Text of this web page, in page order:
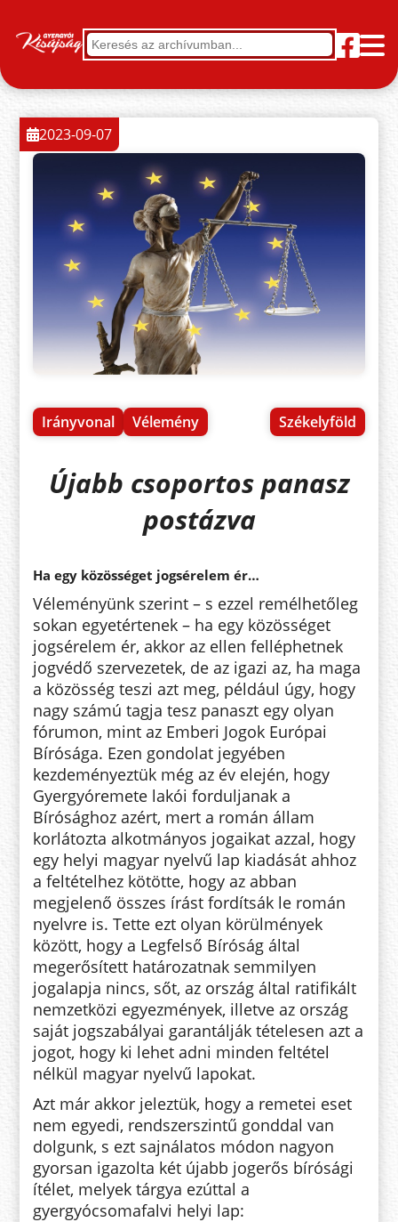
Irányvonal Vélemény Székelyföld
2023-09-07
Újabb csoportos panasz
postázva
Ha egy közösséget jogsérelem ér…
Véleményünk szerint – s ezzel remélhetőleg
sokan egyetértenek – ha egy közösséget
jogsérelem ér, akkor az ellen felléphetnek
jogvédő szervezetek, de az igazi az, ha maga
a közösség teszi azt meg, például úgy, hogy
nagy számú tagja tesz panaszt egy olyan
fórumon, mint az Emberi Jogok Európai
Bírósága. Ezen gondolat jegyében
kezdeményeztük még az év elején, hogy
Gyergyóremete lakói forduljanak a
Bírósághoz azért, mert a román állam
korlátozta alkotmányos jogaikat azzal, hogy
egy helyi magyar nyelvű lap kiadását ahhoz
a feltételhez kötötte, hogy az abban
megjelenő összes írást fordítsák le román
nyelvre is. Tette ezt olyan körülmények
között, hogy a Legfelső Bíróság által
megerősített határozatnak semmilyen
jogalapja nincs, sőt, az ország által ratifikált
nemzetközi egyezmények, illetve az ország
saját jogszabályai garantálják tételesen azt a
jogot, hogy ki lehet adni minden feltétel
nélkül magyar nyelvű lapokat.
Azt már akkor jeleztük, hogy a remetei eset
nem egyedi, rendszerszintű gonddal van
dolgunk, s ezt sajnálatos módon nagyon
gyorsan igazolta két újabb jogerős bírósági
ítélet, melyek tárgya ezúttal a
gyergyócsomafalvi helyi lap: